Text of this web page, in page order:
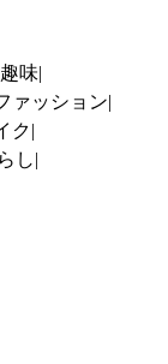
趣味
ァッション
ク
し